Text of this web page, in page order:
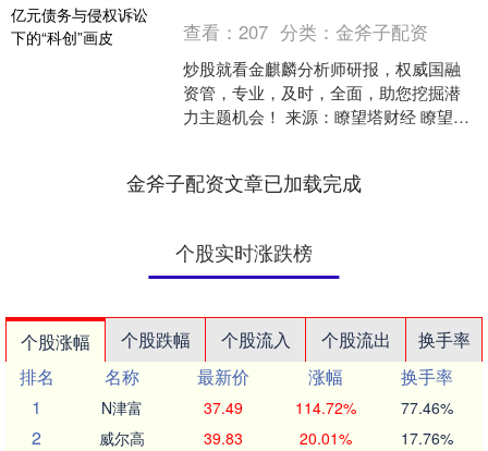
查看：207 分类：金斧子配资
炒股就看金麒麟分析师研报，权威国融
资管，专业，及时，全面，助您挖掘潜
力主题机会！ 来源：瞭望塔财经 瞭望塔
金斧子配资文章已加载完成
个股实时涨跌榜
个股涨幅 个股跌幅 个股流入 个股流出
换手率
排名
名称 最新价 涨幅
换手率
1
N津富 37.49 114.72% 77.46%
2 威尔高 39.83 20.01% 17.76%